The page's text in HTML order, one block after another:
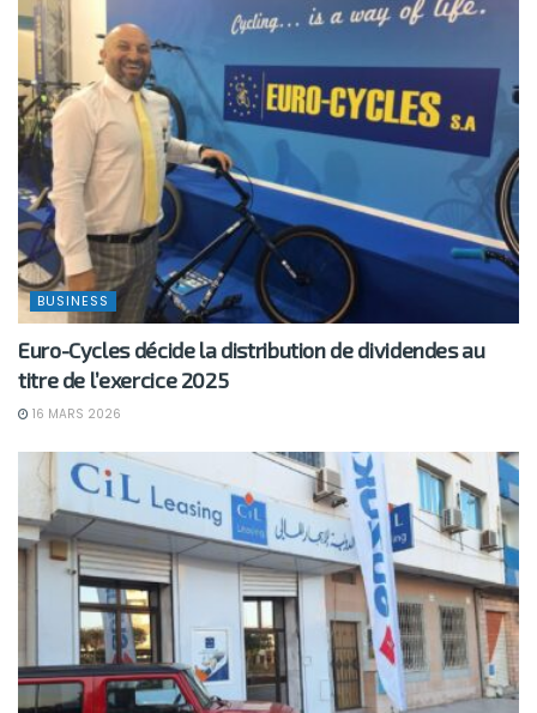
BUSINESS
Euro-Cycles décide la distribution de dividendes au
titre de l’exercice 2025
16 MARS 2026